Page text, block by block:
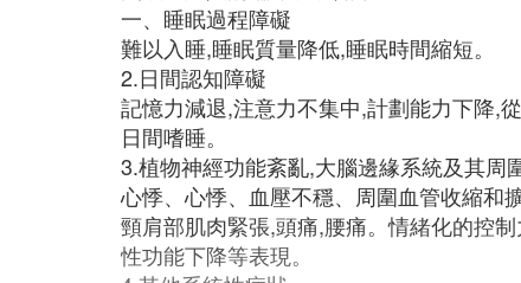
一、睡眠過程障礙
難以入睡,睡眠質量降低,睡眠時間縮短。
2.日間認知障礙
記憶力減退,注意力不集中,計劃能力下降,
日間嗜睡。
3.植物神經功能紊亂,大腦邊緣系統及其周
心悸、心悸、血壓不穩、周圍血管收縮和
頸肩部肌肉緊張,頭痛,腰痛。情緒化的控
性功能下降等表現。